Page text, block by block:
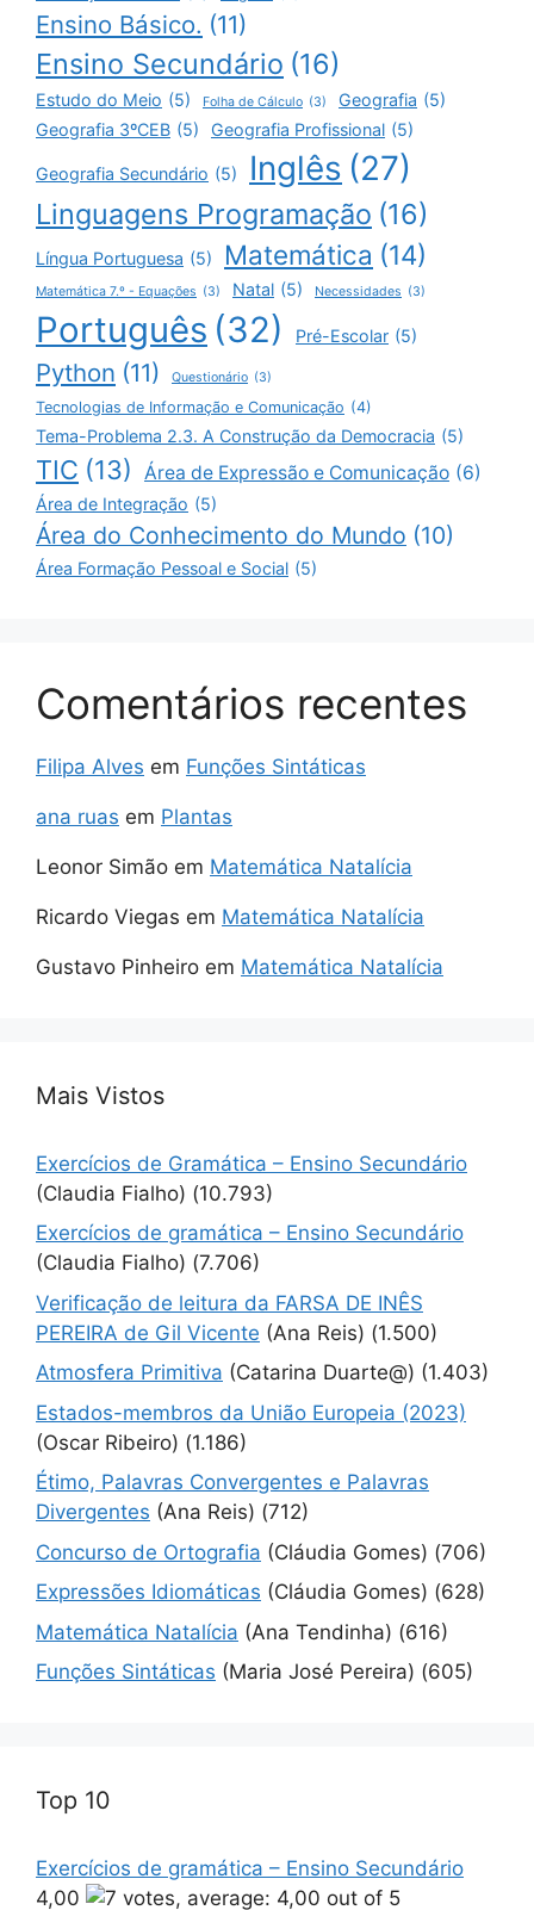
Ensino Básico. (11)
Ensino Secundário (16)
Estudo do Meio (5) Folha de Cálculo (3) Geografia (5)
Geografia 3ºCEB (5) Geografia Profissional (5)
Geografia Secundário (5) Inglês (27)
Linguagens Programação (16)
Língua Portuguesa (5) Matemática (14)
Matemática 7.º - Equações (3) Natal (5) Necessidades (3)
Português (32) Pré-Escolar (5)
Python (11) Questionário (3)
Tecnologias de Informação e Comunicação (4)
Tema-Problema 2.3. A Construção da Democracia (5)
TIC (13) Área de Expressão e Comunicação (6)
Área de Integração (5)
Área do Conhecimento do Mundo (10)
Área Formação Pessoal e Social (5)
Comentários recentes
Filipa Alves em Funções Sintáticas
ana ruas em Plantas
Leonor Simão em Matemática Natalícia
Ricardo Viegas em Matemática Natalícia
Gustavo Pinheiro em Matemática Natalícia
Mais Vistos
Exercícios de Gramática – Ensino Secundário
(Claudia Fialho) (10.793)
Exercícios de gramática – Ensino Secundário
(Claudia Fialho) (7.706)
Verificação de leitura da FARSA DE INÊS
PEREIRA de Gil Vicente (Ana Reis) (1.500)
Atmosfera Primitiva (Catarina Duarte@) (1.403)
Estados-membros da União Europeia (2023)
(Oscar Ribeiro) (1.186)
Étimo, Palavras Convergentes e Palavras
Divergentes (Ana Reis) (712)
Concurso de Ortografia (Cláudia Gomes) (706)
Expressões Idiomáticas (Cláudia Gomes) (628)
Matemática Natalícia (Ana Tendinha) (616)
Funções Sintáticas (Maria José Pereira) (605)
Top 10
Exercícios de gramática – Ensino Secundário
4,00